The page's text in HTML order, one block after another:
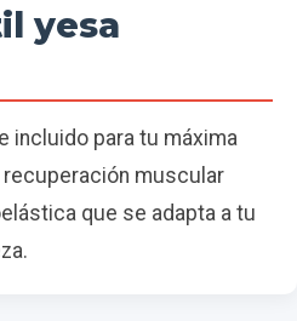
yesa
incluido para tu máxima
muscular
que se adapta a tu